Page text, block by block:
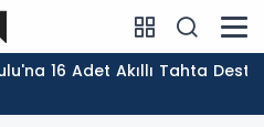
16 Adet Akıllı Tahta Desteği